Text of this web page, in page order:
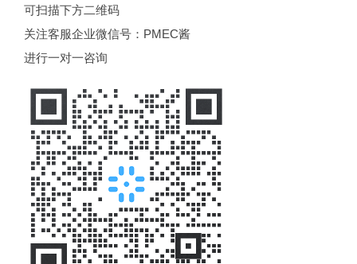
可扫描下方二维码
关注客服企业微信号：PMEC酱
进行一对一咨询